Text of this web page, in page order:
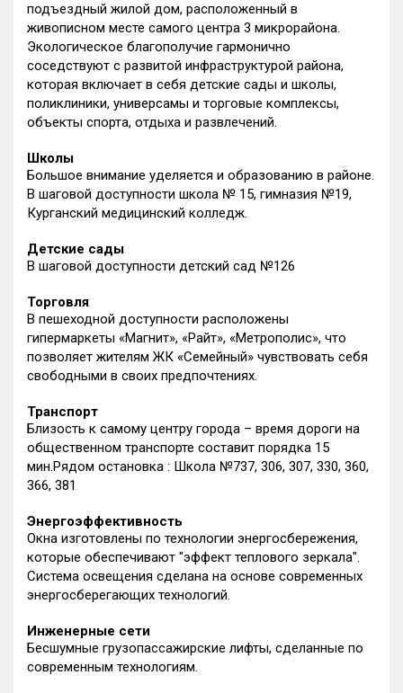
подъездный жилой дом, расположенный в
живописном месте самого центра 3 микрорайона.
Экологическое благополучие гармонично
соседствуют с развитой инфраструктурой района,
которая включает в себя детские сады и школы,
поликлиники, универсамы и торговые комплексы,
объекты спорта, отдыха и развлечений.
Школы
Большое внимание уделяется и образованию в районе.
В шаговой доступности школа № 15, гимназия №19,
Курганский медицинский колледж.
Детские сады
В шаговой доступности детский сад №126
Торговля
В пешеходной доступности расположены
гипермаркеты «Магнит», «Райт», «Метрополис», что
позволяет жителям ЖК «Семейный» чувствовать себя
свободными в своих предпочтениях.
Транспорт
Близость к самому центру города – время дороги на
общественном транспорте составит порядка 15
мин.Рядом остановка : Школа №737, 306, 307, 330, 360,
366, 381
Энергоэффективность
Окна изготовлены по технологии энергосбережения,
которые обеспечивают "эффект теплового зеркала".
Система освещения сделана на основе современных
энергосберегающих технологий.
Инженерные сети
Бесшумные грузопассажирские лифты, сделанные по
современным технологиям.